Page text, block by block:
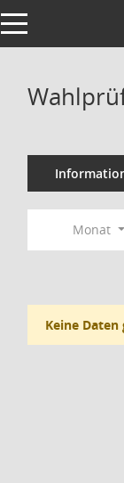
Toggle navigation
Monat
Keine Daten